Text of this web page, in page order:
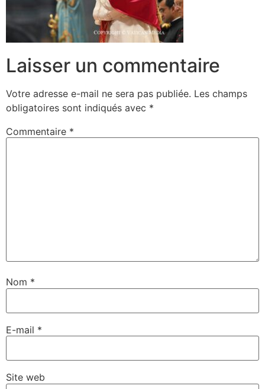
Laisser un commentaire
Votre adresse e-mail ne sera pas publiée. Les champs
obligatoires sont indiqués avec *
Commentaire *
Nom *
E-mail *
Site web